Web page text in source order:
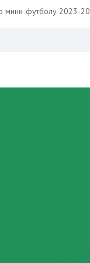
мини-футболу 2023-